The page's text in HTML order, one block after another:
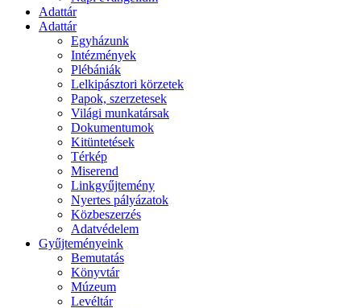
Adattár
Adattár
Egyházunk
Intézmények
Plébániák
Lelkipásztori körzetek
Papok, szerzetesek
Világi munkatársak
Dokumentumok
Kitüntetések
Térkép
Miserend
Linkgyűjtemény
Nyertes pályázatok
Közbeszerzés
Adatvédelem
Gyűjteményeink
Bemutatás
Könyvtár
Múzeum
Levéltár